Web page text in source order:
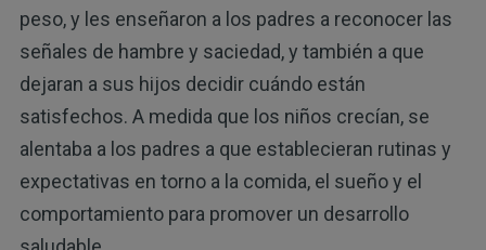
peso, y les enseñaron a los padres a reconocer las
señales de hambre y saciedad, y también a que
dejaran a sus hijos decidir cuándo están
satisfechos. A medida que los niños crecían, se
alentaba a los padres a que establecieran rutinas y
expectativas en torno a la comida, el sueño y el
comportamiento para promover un desarrollo